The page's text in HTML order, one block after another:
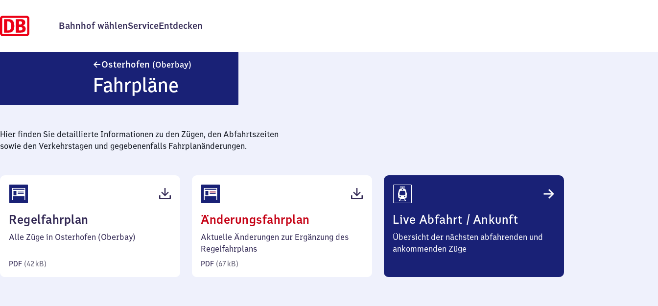
Bahnhof wählenServiceEntdecken
Osterhofen (Oberbay)
Fahrpläne
Hier finden Sie detaillierte Informationen zu den Zügen, den Abfahrtszeiten
sowie den Verkehrstagen und gegebenenfalls Fahrplanänderungen.
Regelfahrplan
42
Alle Züge in Osterhofen (Oberbay)
PDF (42 kB)
Änderungsfahrplan
67
Aktuelle Änderungen zur Ergänzung des
Regelfahrplans
PDF (67 kB)
Live Abfahrt / Ankunft
Übersicht der nächsten abfahrenden und
ankommenden Züge